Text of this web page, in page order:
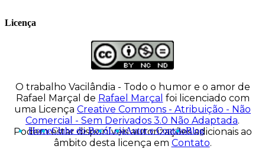
Licença
O trabalho Vacilândia - Todo o humor e o amor de
Rafael Marçal de Rafael Marçal foi licenciado com
uma Licença Creative Commons - Atribuição - Não
Comercial - Sem Derivados 3.0 Não Adaptada.
Podem estar disponíveis autorizações adicionais ao
âmbito desta licença em Contato.
HomeClube do BocóLojaAutor e ContatoBlog